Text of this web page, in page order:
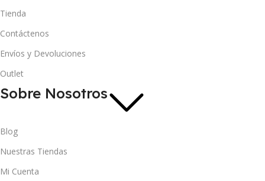
Tienda
Contáctenos
Envíos y Devoluciones
Outlet
Sobre Nosotros
Blog
Nuestras Tiendas
Mi Cuenta